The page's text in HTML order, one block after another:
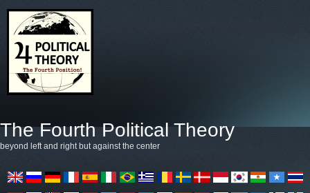
The Fourth Political Theory
beyond left and right but against the center